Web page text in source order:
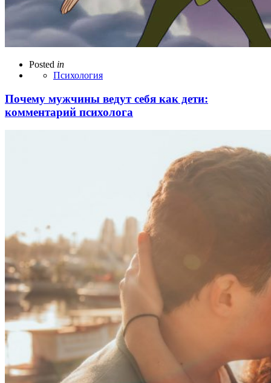
Posted in
Психология
Почему мужчины ведут себя как дети:
комментарий психолога